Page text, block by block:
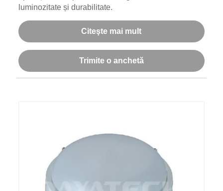
luminozitate și durabilitate.
Citeşte mai mult
Trimite o anchetă